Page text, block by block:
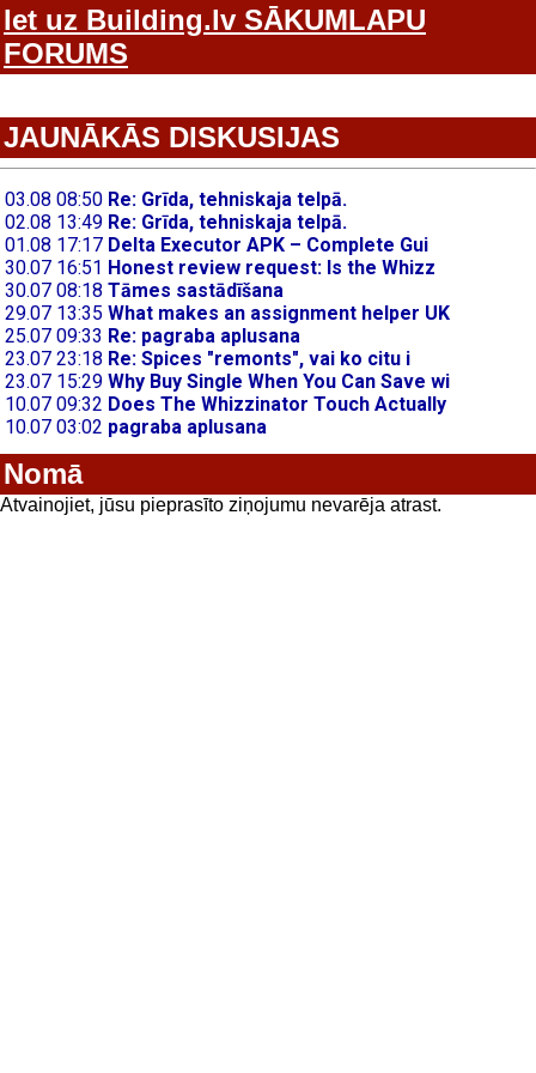
Iet uz Building.lv SĀKUMLAPU
FORUMS
JAUNĀKĀS DISKUSIJAS
Nomā
Atvainojiet, jūsu pieprasīto ziņojumu nevarēja atrast.